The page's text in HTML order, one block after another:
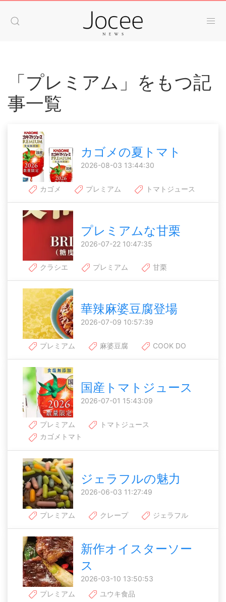
「プレミアム」をもつ記
事一覧
カゴメの夏トマト
2026-08-03 13:44:30
カゴメ プレミアム トマトジュース
プレミアムな甘栗
2026-07-22 10:47:35
クラシエ プレミアム 甘栗
華辣麻婆豆腐登場
2026-07-09 10:57:39
プレミアム 麻婆豆腐 COOK DO
国産トマトジュース
2026-07-01 15:43:09
プレミアム
トマトジュース
カゴメトマト
ジェラフルの魅力
2026-06-03 11:27:49
プレミアム クレープ ジェラフル
新作オイスターソー
ス
2026-03-10 13:50:53
プレミアム
ユウキ食品